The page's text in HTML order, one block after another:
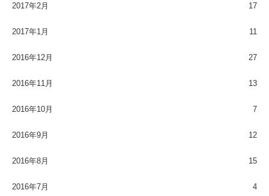
2017年2月 17
2017年1月 11
2016年12月 27
2016年11月 13
2016年10月 7
2016年9月 12
2016年8月 15
2016年7月 4